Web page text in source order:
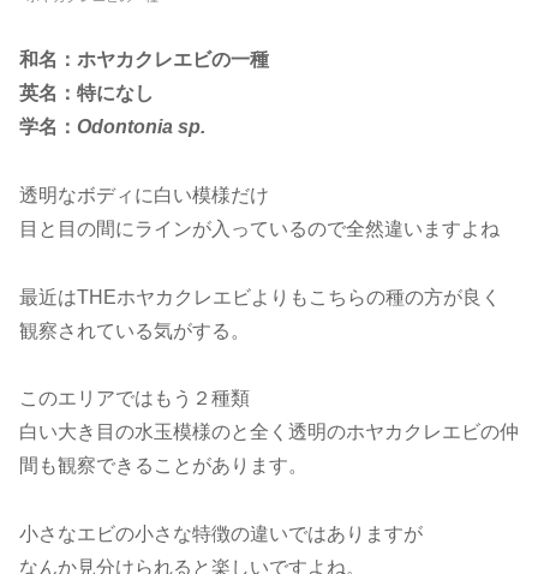
和名：ホヤカクレエビの一種
英名：特になし
学名： Odontonia sp.
透明なボディに白い模様だけ
目と目の間にラインが入っているので全然違いますよね
最近はTHEホヤカクレエビよりもこちらの種の方が良く
観察されている気がする。
このエリアではもう２種類
白い大き目の水玉模様のと全く透明のホヤカクレエビの仲
間も観察できることがあります。
小さなエビの小さな特徴の違いではありますが
なんか見分けられると楽しいですよね。